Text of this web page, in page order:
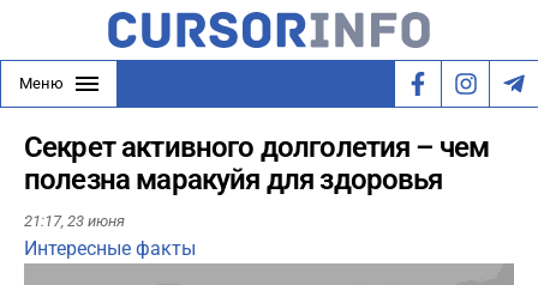
Меню
Секрет активного долголетия – чем
полезна маракуйя для здоровья
21:17, 23 июня
Интересные факты